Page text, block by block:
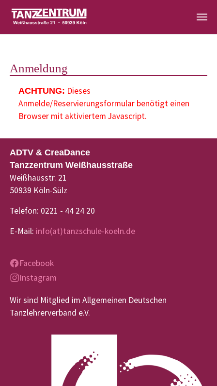
Anmeldung
ACHTUNG: Dieses
Anmelde/Reservierungsformular benötigt einen
Browser mit aktiviertem Javascript.
ADTV & CreaDance
Tanzzentrum Weißhausstraße
Weißhausstr. 21
50939 Köln-Sülz
Telefon: 0221 - 44 24 20
E-Mail: info(at)tanzschule-koeln.de
Facebook
Instagram
Wir sind Mitglied im Allgemeinen Deutschen
Tanzlehrerverband e.V.